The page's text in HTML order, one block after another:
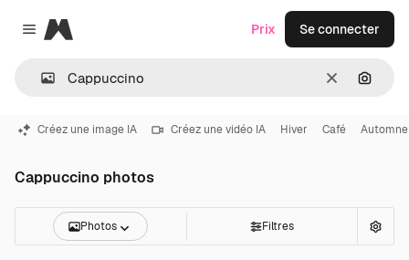
Close menu
Magnific
Effacer
Prix Se connecter
Créez une image IA Créez une vidéo IA Hiver Café Automne
Cappuccino photos
Photos Filtres